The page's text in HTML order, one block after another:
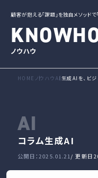
顧客が抱える「課題」を独自メソッドで
ノウハウ
HOME ノウハウ AI 生成AIを、ビ
AI
コラム生成AI
公開日：2025.01.21 / 更新日